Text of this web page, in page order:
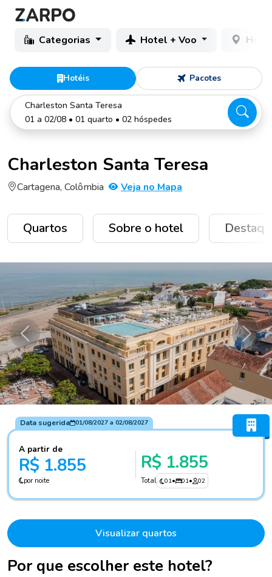
Categorias Hotel + Voo
Hotéis Pacotes
Charleston Santa Teresa
01 a 02/08 • 01 quarto • 02 hóspedes
Charleston Santa Teresa
Cartagena, Colômbia Veja no Mapa
Quartos Sobre o hotel
Anterior
Por que escolher este hotel?
Data sugerida 01/08/2027a 02/08/2027
A partir de
R$ 1.855
por noite
R$ 1.855
Total 01• 01• 02
Visualizar quartos